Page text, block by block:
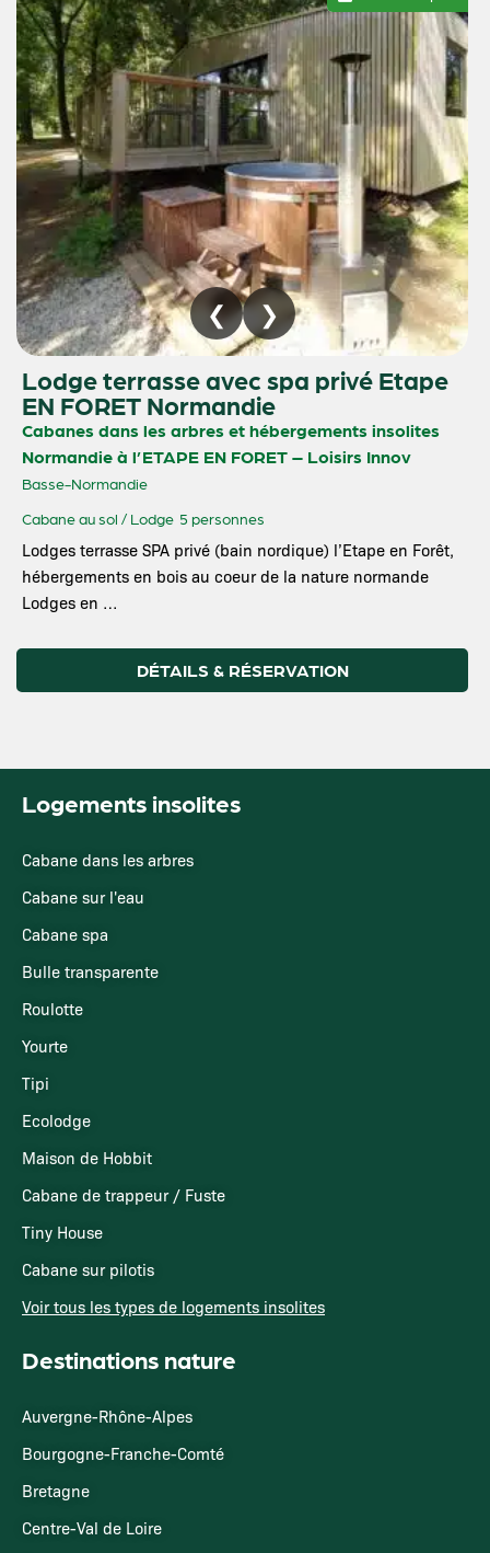
Lodge terrasse avec spa privé Etape
EN FORET Normandie
Cabanes dans les arbres et hébergements insolites
Normandie à l’ETAPE EN FORET – Loisirs Innov
Basse-Normandie
Cabane au sol / Lodge 5 personnes
Lodges terrasse SPA privé (bain nordique) l’Etape en Forêt,
hébergements en bois au coeur de la nature normande
Lodges en …
DÉTAILS & RÉSERVATION
Logements insolites
Cabane dans les arbres
Cabane sur l'eau
Cabane spa
Bulle transparente
Roulotte
Yourte
Tipi
Ecolodge
Maison de Hobbit
Cabane de trappeur / Fuste
Tiny House
Cabane sur pilotis
Voir tous les types de logements insolites
Destinations nature
Auvergne-Rhône-Alpes
Bourgogne-Franche-Comté
Bretagne
Centre-Val de Loire